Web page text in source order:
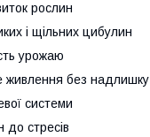
рослин
і щільних цибулин
урожаю
живлення без
системи
до стресів